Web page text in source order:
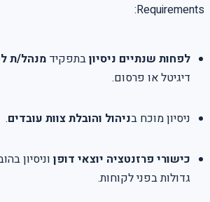
Requirements:
לפחות שנתיים ניסיוןבתפקיד מנהל/ת
דיגיטל או פרסום.
ניסיון מוכח בניהול והובלת צוות עובדים.
כישורי פרזנטציה יוצאי דופן וניסיון
גדולות בפני לקוחות.